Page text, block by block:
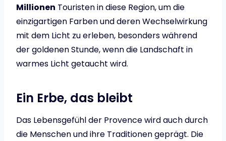
Millionen Touristen in diese Region, um die
einzigartigen Farben und deren Wechselwirkung
mit dem Licht zu erleben, besonders während
der goldenen Stunde, wenn die Landschaft in
warmes Licht getaucht wird.
Ein Erbe, das bleibt
Das Lebensgefühl der Provence wird auch durch
die Menschen und ihre Traditionen geprägt. Die